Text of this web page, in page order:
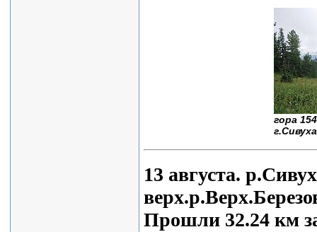
гора
13 августа.
Прошли 32.24 км